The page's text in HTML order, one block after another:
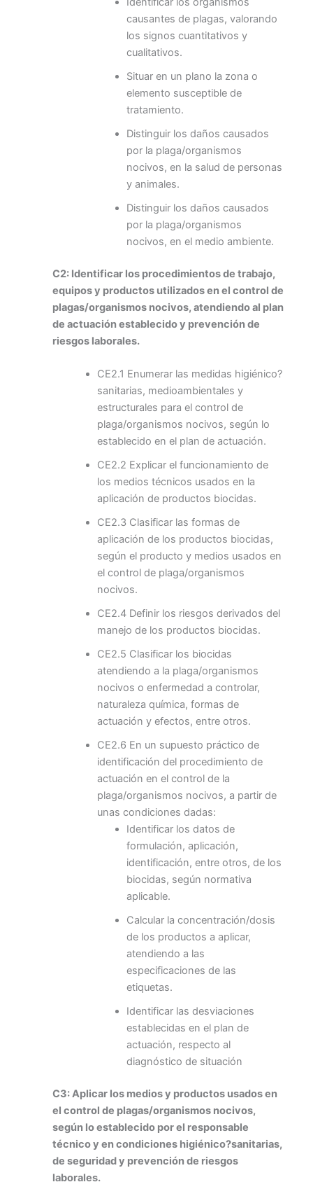
causantes de plagas, valorando
los signos cuantitativos y
cualitativos.
Situar en un plano la zona o
elemento susceptible de
tratamiento.
Distinguir los daños causados
por la plaga/organismos
nocivos, en la salud de personas
y animales.
Distinguir los daños causados
por la plaga/organismos
nocivos, en el medio ambiente.
C2: Identificar los procedimientos de trabajo,
equipos y productos utilizados en el control de
plagas/organismos nocivos, atendiendo al plan
de actuación establecido y prevención de
riesgos laborales.
CE2.1 Enumerar las medidas higiénico?
sanitarias, medioambientales y
estructurales para el control de
plaga/organismos nocivos, según lo
establecido en el plan de actuación.
CE2.2 Explicar el funcionamiento de
los medios técnicos usados en la
aplicación de productos biocidas.
CE2.3 Clasificar las formas de
aplicación de los productos biocidas,
según el producto y medios usados en
el control de plaga/organismos
nocivos.
CE2.4 Definir los riesgos derivados del
manejo de los productos biocidas.
CE2.5 Clasificar los biocidas
atendiendo a la plaga/organismos
nocivos o enfermedad a controlar,
naturaleza química, formas de
actuación y efectos, entre otros.
CE2.6 En un supuesto práctico de
identificación del procedimiento de
actuación en el control de la
plaga/organismos nocivos, a partir de
unas condiciones dadas:
Identificar los datos de
formulación, aplicación,
identificación, entre otros, de los
biocidas, según normativa
aplicable.
Calcular la concentración/dosis
de los productos a aplicar,
atendiendo a las
especificaciones de las
etiquetas.
Identificar las desviaciones
establecidas en el plan de
actuación, respecto al
diagnóstico de situación
C3: Aplicar los medios y productos usados en
el control de plagas/organismos nocivos,
según lo establecido por el responsable
técnico y en condiciones higiénico?sanitarias,
de seguridad y prevención de riesgos
laborales.